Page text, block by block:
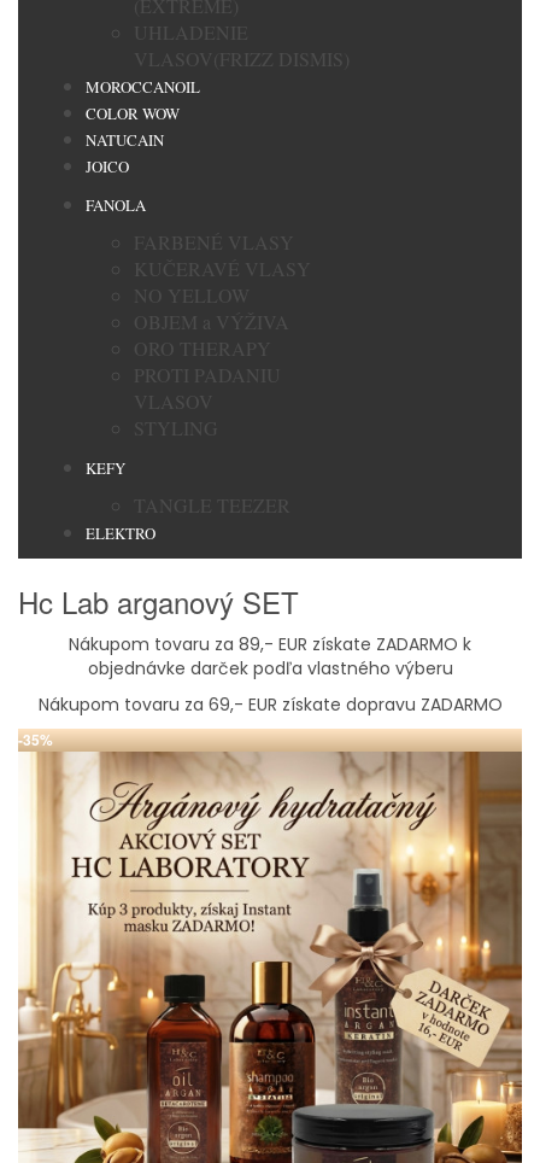
(EXTREME)
UHLADENIE
VLASOV(FRIZZ DISMIS)
MOROCCANOIL
COLOR WOW
NATUCAIN
JOICO
FANOLA
FARBENÉ VLASY
KUČERAVÉ VLASY
NO YELLOW
OBJEM a VÝŽIVA
ORO THERAPY
PROTI PADANIU
VLASOV
STYLING
KEFY
TANGLE TEEZER
ELEKTRO
Hc Lab arganový SET
Nákupom tovaru za 89,- EUR získate ZADARMO k
objednávke darček podľa vlastného výberu
Nákupom tovaru za 69,- EUR získate dopravu ZADARMO
-35%